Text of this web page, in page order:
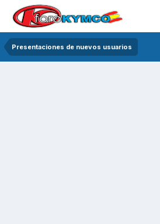
Presentaciones de nuevos usuarios